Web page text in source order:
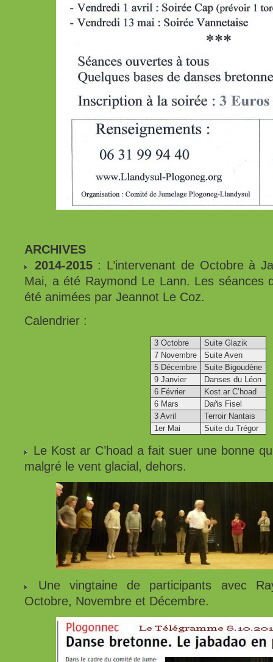
ARCHIVES
2014-2015: L’intervenant de Octobre à
Mai, a été Raymond Le Lann. Les séances
été animées par Jeannot Le Coz.
Calendrier :
3 Octobre
Suite Glazik
7 Novembre
Suite Aven
5 Décembre
Suite Bigoudène
9 Janvier
Danses du Léon
6 Février
Kost ar C’hoad
6 Mars
Dañs Fisel
3 Avril
Terroir Nantais
1er Mai
Suite du Trégor
Le Kost ar C’hoad a fait suer une bonne
malgré le vent glacial, dehors.
Une vingtaine de participants avec
Octobre, Novembre et Décembre.